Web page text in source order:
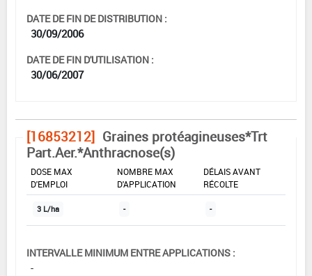
DATE DE FIN DE DISTRIBUTION :
30/09/2006
DATE DE FIN D'UTILISATION :
30/06/2007
[16853212] Graines protéagineuses*Trt
Part.Aer.*Anthracnose(s)
DOSE MAX
D'EMPLOI
NOMBRE MAX
D'APPLICATION
DÉLAIS AVANT
RÉCOLTE
3 L/ha - -
INTERVALLE MINIMUM ENTRE APPLICATIONS :
-